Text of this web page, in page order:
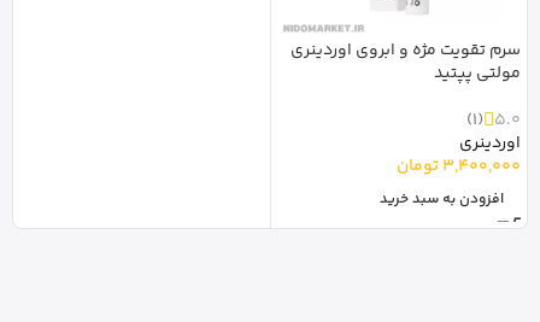
سرم تقویت مژه و ابروی اوردینری
مولتی پپتید
5.0
(1)
اوردینری
3,400,000تومان
افزودن به سبد خرید